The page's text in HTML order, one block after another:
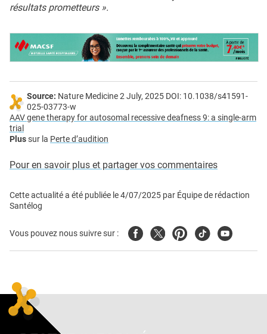
résultats prometteurs ».
Source: Nature Medicine 2 July, 2025 DOI: 10.1038/s41591-
025-03773-w
AAV gene therapy for autosomal recessive deafness 9: a single-arm
trial
Plussur la Perte d’audition
Pour en savoir plus et partager vos commentaires
Cette actualité a été publiée le4/07/2025 par Équipe de rédaction
Santélog
Vous pouvez nous suivre sur : FacebookTwitterPinterest
TiktokYoutube